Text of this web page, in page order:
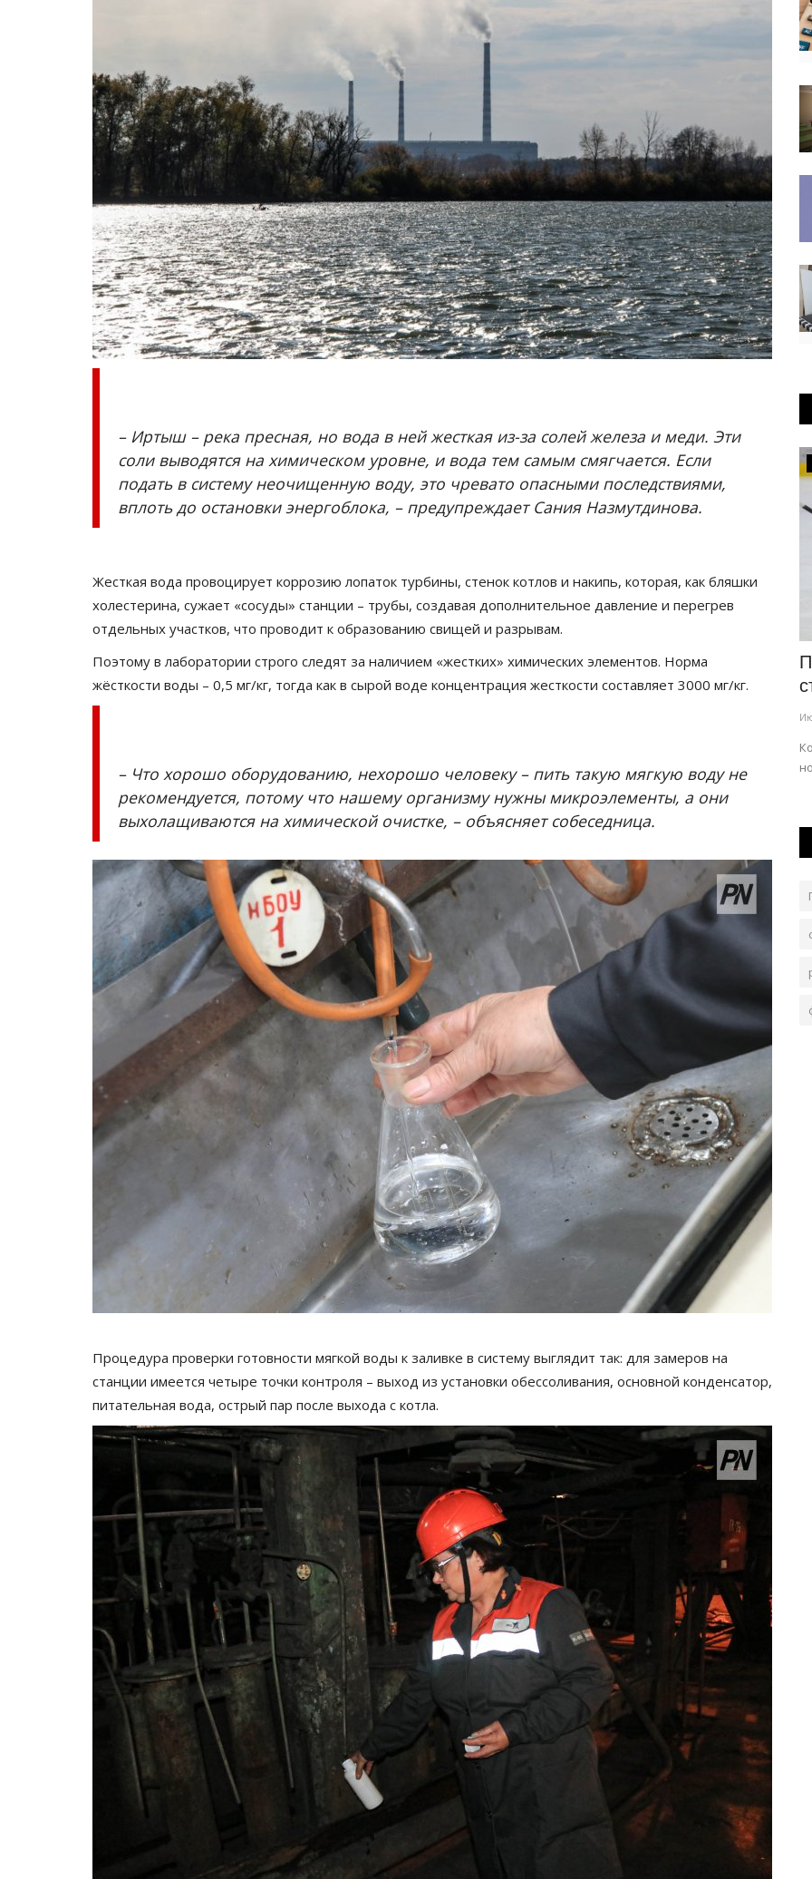
– Иртыш – река пресная, но вода в ней жесткая из-за солей железа и меди. Эти
соли выводятся на химическом уровне, и вода тем самым смягчается. Если
подать в систему неочищенную воду, это чревато опасными последствиями,
вплоть до остановки энергоблока, – предупреждает Сания Назмутдинова.
Жесткая вода провоцирует коррозию лопаток турбины, стенок котлов и накипь, которая, как бляшки
холестерина, сужает «сосуды» станции – трубы, создавая дополнительное давление и перегрев
отдельных участков, что проводит к образованию свищей и разрывам.
Поэтому в лаборатории строго следят за наличием «жестких» химических элементов. Норма
жёсткости воды – 0,5 мг/кг, тогда как в сырой воде концентрация жесткости составляет 3000 мг/кг.
– Что хорошо оборудованию, нехорошо человеку – пить такую мягкую воду не
рекомендуется, потому что нашему организму нужны микроэлементы, а они
выхолащиваются на химической очистке, – объясняет собеседница.
Процедура проверки готовности мягкой воды к заливке в систему выглядит так: для замеров на
станции имеется четыре точки контроля – выход из установки обессоливания, основной конденсатор,
питательная вода, острый пар после выхода с котла.
Летний спорт
Павлодарские полицейские взяли
«золото» на городских соревнованиях
женщины оспаривали первенство на
трехкилометровом...
OFFICIAL
Два дня часть автобусов Павлодара
будет ездить непривычно